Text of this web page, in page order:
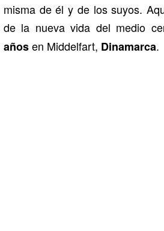
misma de él y de los suyos.
de la nueva vida del medio
añosen Middelfart, Dinamarca.